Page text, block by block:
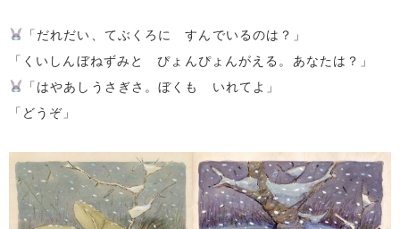
「だれだい、てぶくろに すんでいるのは？」
「くいしんぼねずみと ぴょんぴょんがえる。あなたは？」
「はやあしうさぎさ。ぼくも いれてよ」
「どうぞ」